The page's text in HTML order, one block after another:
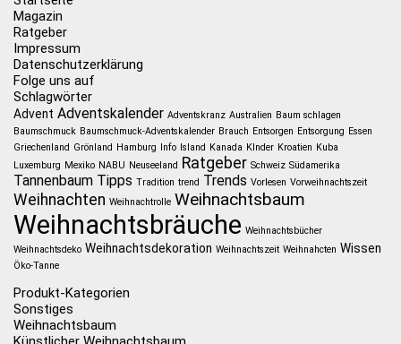
Magazin
Ratgeber
Impressum
Datenschutzerklärung
Folge uns auf
Schlagwörter
Advent Adventskalender Adventskranz Australien Baum schlagen
Baumschmuck Baumschmuck-Adventskalender Brauch Entsorgen Entsorgung Essen
Griechenland Grönland Hamburg Info Island Kanada KInder Kroatien Kuba
Luxemburg Mexiko NABU Neuseeland Ratgeber Schweiz Südamerika
Tannenbaum Tipps Tradition trend Trends Vorlesen Vorweihnachtszeit
Weihnachten Weihnachtrolle Weihnachtsbaum
Weihnachtsbräuche Weihnachtsbücher
Weihnachtsdeko Weihnachtsdekoration Weihnachtszeit Weihnahcten Wissen
Öko-Tanne
Produkt-Kategorien
Sonstiges
Weihnachtsbaum